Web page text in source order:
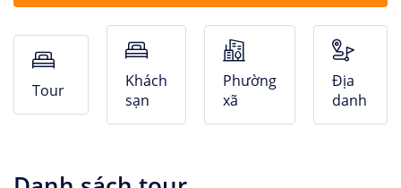
Căn hộ dịch vụ
Tour
Khách
sạn
Phường
xã
Địa
danh